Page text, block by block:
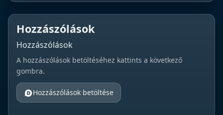
Hozzászólások
Hozzászólások
A hozzászólások betöltéséhez kattints a következő
gombra.
Hozzászólások betöltése